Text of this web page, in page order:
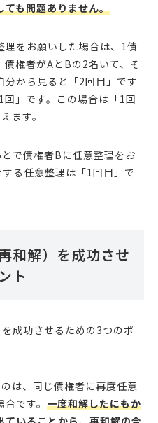
ても問題ありません。
をお願いした場合は、1債
権者がAとBの2名いて、そ
分から見ると「2回目」です
」です。この場合は「1回
ます。
で債権者Bに任意整理をお
る任意整理は「1回目」で
和解）を成功させ
ト
は、同じ債権者に再度任意
です。 一度和解したにもか